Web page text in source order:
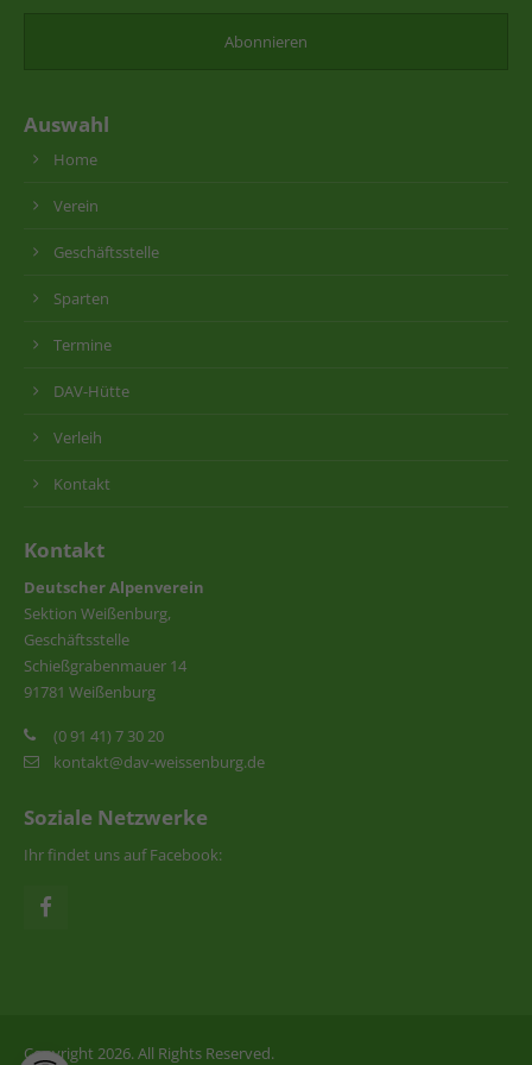
Auswahl
Home
Verein
Geschäftsstelle
Sparten
Termine
DAV-Hütte
Verleih
Kontakt
Kontakt
Deutscher Alpenverein
Sektion Weißenburg,
Geschäftsstelle
Schießgrabenmauer 14
91781 Weißenburg
(0 91 41) 7 30 20
kontakt@dav-weissenburg.de
Soziale Netzwerke
Ihr findet uns auf Facebook:
Copyright 2026. All Rights Reserved.